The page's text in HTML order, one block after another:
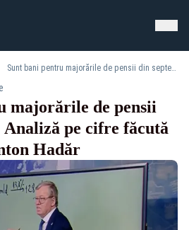
Sunt bani pentru majorările de pensii din septembrie? Analiză pe cifre făcută de profesorul Anton Hadăr
majorările de pensii
Analiză pe cifre făcută
Hadăr